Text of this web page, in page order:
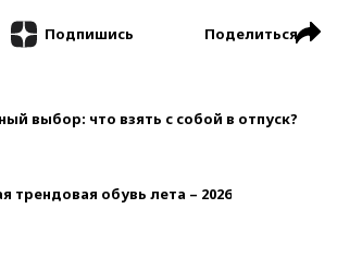
Подпишись Поделиться
выбор: что взять с собой в отпуск?
трендовая обувь лета – 2026